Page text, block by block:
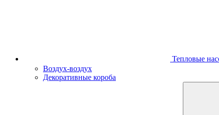
Тепловые
Воздух-воздух
Декоративные короба